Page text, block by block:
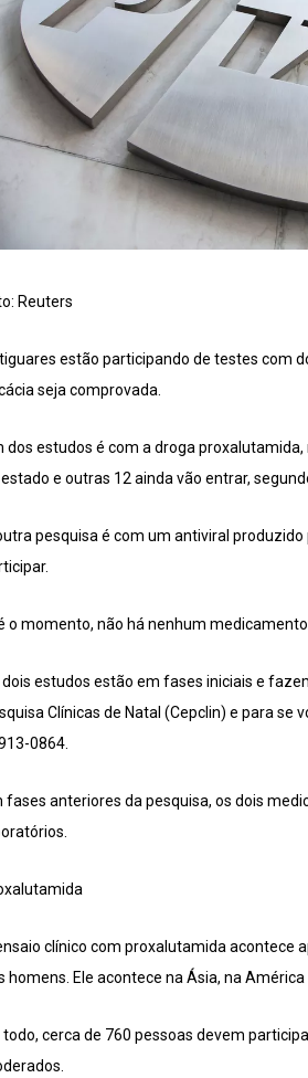
Reuters
estão participando de testes com
seja comprovada.
dos estudos é com a droga
e outras 12 ainda vão entrar,
pesquisa é com um antiviral
o momento, não há nenhum
dois estudos estão em fases iniciais e
Clínicas de Natal (Cepclin) e para se
0864.
fases anteriores da pesquisa, os dois
clínico com proxalutamida acontece
homens. Ele acontece na Ásia, na América
todo, cerca de 760 pessoas devem